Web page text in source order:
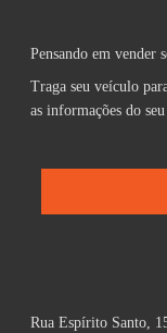
Pensando em vender
Traga seu veículo
as informações do
Rua Espírito Santo,